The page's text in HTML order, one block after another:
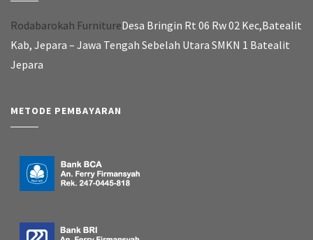
Rodabarokah FurnitureDesa Bringin Rt 06 Rw 02 Kec,Batealit
Kab, Jepara – Jawa Tengah Sebelah Utara SMKN 1 Batealit
Jepara
METODE PEMBAYARAN